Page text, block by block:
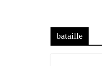
bataille